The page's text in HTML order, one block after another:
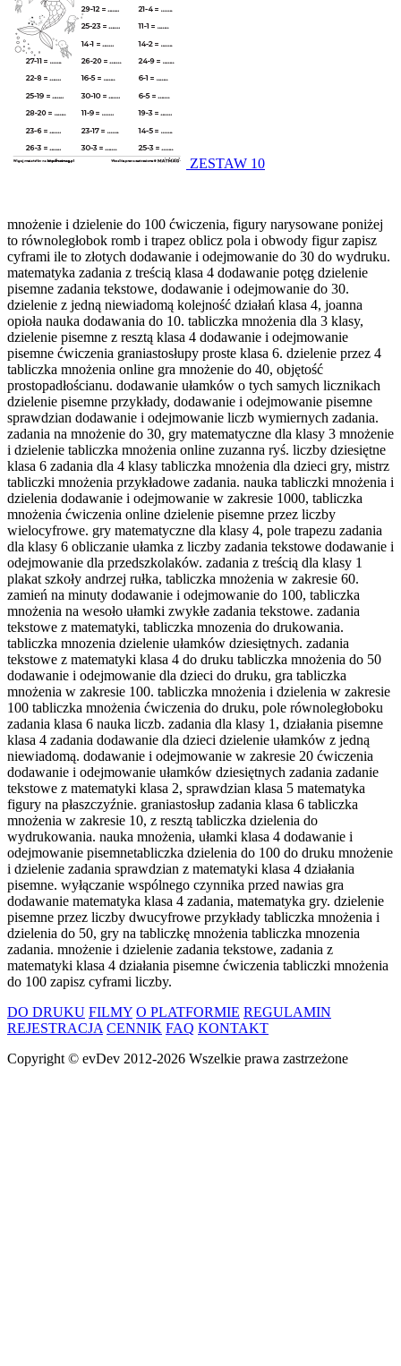
ZESTAW 10
mnożenie i dzielenie do 100 ćwiczenia, figury narysowane poniżej
to równoległobok romb i trapez oblicz pola i obwody figur zapisz
cyframi ile to złotych dodawanie i odejmowanie do 30 do wydruku.
matematyka zadania z treścią klasa 4 dodawanie potęg dzielenie
pisemne zadania tekstowe, dodawanie i odejmowanie do 30.
dzielenie z jedną niewiadomą kolejność działań klasa 4, joanna
opioła nauka dodawania do 10. tabliczka mnożenia dla 3 klasy,
dzielenie pisemne z resztą klasa 4 dodawanie i odejmowanie
pisemne ćwiczenia graniastosłupy proste klasa 6. dzielenie przez 4
tabliczka mnożenia online gra mnożenie do 40, objętość
prostopadłościanu. dodawanie ułamków o tych samych licznikach
dzielenie pisemne przykłady, dodawanie i odejmowanie pisemne
sprawdzian dodawanie i odejmowanie liczb wymiernych zadania.
zadania na mnożenie do 30, gry matematyczne dla klasy 3 mnożenie
i dzielenie tabliczka mnożenia online zuzanna ryś. liczby dziesiętne
klasa 6 zadania dla 4 klasy tabliczka mnożenia dla dzieci gry, mistrz
tabliczki mnożenia przykładowe zadania. nauka tabliczki mnożenia i
dzielenia dodawanie i odejmowanie w zakresie 1000, tabliczka
mnożenia ćwiczenia online dzielenie pisemne przez liczby
wielocyfrowe. gry matematyczne dla klasy 4, pole trapezu zadania
dla klasy 6 obliczanie ułamka z liczby zadania tekstowe dodawanie i
odejmowanie dla przedszkolaków. zadania z treścią dla klasy 1
plakat szkoły andrzej rułka, tabliczka mnożenia w zakresie 60.
zamień na minuty dodawanie i odejmowanie do 100, tabliczka
mnożenia na wesoło ułamki zwykłe zadania tekstowe. zadania
tekstowe z matematyki, tabliczka mnozenia do drukowania.
tabliczka mnozenia dzielenie ułamków dziesiętnych. zadania
tekstowe z matematyki klasa 4 do druku tabliczka mnożenia do 50
dodawanie i odejmowanie dla dzieci do druku, gra tabliczka
mnożenia w zakresie 100. tabliczka mnożenia i dzielenia w zakresie
100 tabliczka mnożenia ćwiczenia do druku, pole równoległoboku
zadania klasa 6 nauka liczb. zadania dla klasy 1, działania pisemne
klasa 4 zadania dodawanie dla dzieci dzielenie ułamków z jedną
niewiadomą. dodawanie i odejmowanie w zakresie 20 ćwiczenia
dodawanie i odejmowanie ułamków dziesiętnych zadania zadanie
tekstowe z matematyki klasa 2, sprawdzian klasa 5 matematyka
figury na płaszczyźnie. graniastosłup zadania klasa 6 tabliczka
mnożenia w zakresie 10, z resztą tabliczka dzielenia do
wydrukowania. nauka mnożenia, ułamki klasa 4 dodawanie i
odejmowanie pisemnetabliczka dzielenia do 100 do druku mnożenie
i dzielenie zadania sprawdzian z matematyki klasa 4 działania
pisemne. wyłączanie wspólnego czynnika przed nawias gra
dodawanie matematyka klasa 4 zadania, matematyka gry. dzielenie
pisemne przez liczby dwucyfrowe przykłady tabliczka mnożenia i
dzielenia do 50, gry na tabliczkę mnożenia tabliczka mnozenia
zadania. mnożenie i dzielenie zadania tekstowe, zadania z
matematyki klasa 4 działania pisemne ćwiczenia tabliczki mnożenia
do 100 zapisz cyframi liczby.
DO DRUKU FILMY O PLATFORMIE REGULAMIN
REJESTRACJA CENNIK FAQ KONTAKT
Copyright © evDev 2012-2026 Wszelkie prawa zastrzeżone